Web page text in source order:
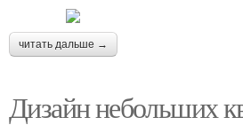
читать дальше →
Дизайн небольших